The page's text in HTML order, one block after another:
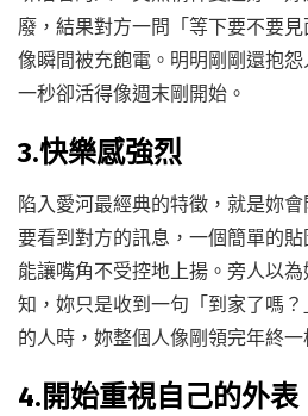
廢，結果對方一問「等下要不要
像瞬間被充飽電。明明剛剛還抱
一秒卻活得像週末剛開始。
3.快樂感強烈
陷入愛河最經典的特徵，就是妳
要看到對方的訊息，一個簡單的
能讓嘴角不受控地上揚。旁人以
知，妳只是收到一句「到家了嗎
的人時，妳整個人像剛領完年終一
4.開始重視自己的外表